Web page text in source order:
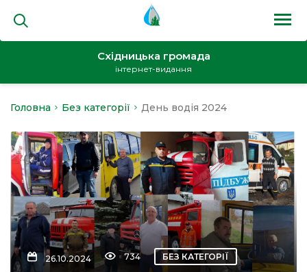
Східницька громада
інтернет-видання
Головна Без категорії День водія 2024
26.10.2024 734 БЕЗ КАТЕГОРІЇ